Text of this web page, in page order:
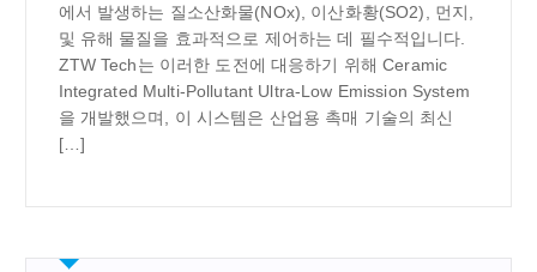
에서 발생하는 질소산화물(NOx), 이산화황(SO2), 먼지,
및 유해 물질을 효과적으로 제어하는 데 필수적입니다.
ZTW Tech는 이러한 도전에 대응하기 위해 Ceramic
Integrated Multi-Pollutant Ultra-Low Emission System
을 개발했으며, 이 시스템은 산업용 촉매 기술의 최신
[…]